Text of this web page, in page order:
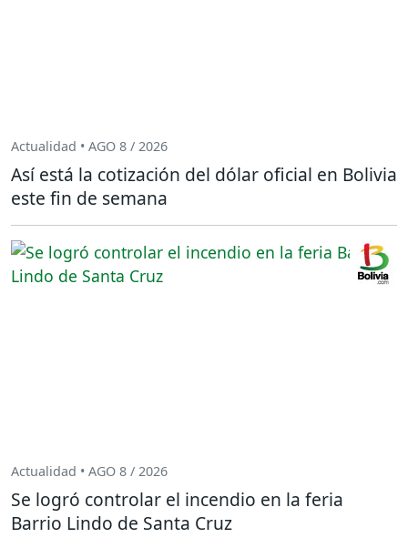
Actualidad • AGO 8 / 2026
Así está la cotización del dólar oficial en Bolivia
este fin de semana
Actualidad • AGO 8 / 2026
Se logró controlar el incendio en la feria
Barrio Lindo de Santa Cruz